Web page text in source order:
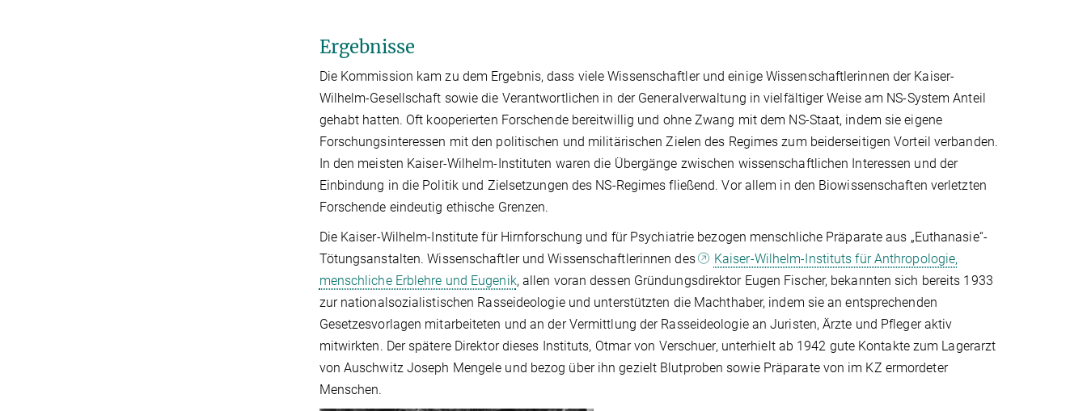
Ergebnisse
Die Kommission kam zu dem Ergebnis, dass viele Wissenschaftler und einige Wissenschaftlerinnen der Kaiser-
Wilhelm-Gesellschaft sowie die Verantwortlichen in der Generalverwaltung in vielfältiger Weise am NS-System Anteil
gehabt hatten. Oft kooperierten Forschende bereitwillig und ohne Zwang mit dem NS-Staat, indem sie eigene
Forschungsinteressen mit den politischen und militärischen Zielen des Regimes zum beiderseitigen Vorteil verbanden.
In den meisten Kaiser-Wilhelm-Instituten waren die Übergänge zwischen wissenschaftlichen Interessen und der
Einbindung in die Politik und Zielsetzungen des NS-Regimes fließend. Vor allem in den Biowissenschaften verletzten
Forschende eindeutig ethische Grenzen.
Die Kaiser-Wilhelm-Institute für Hirnforschung und für Psychiatrie bezogen menschliche Präparate aus „Euthanasie“-
Tötungsanstalten. Wissenschaftler und Wissenschaftlerinnen des
Kaiser-Wilhelm-Instituts für Anthropologie,
menschliche Erblehre und Eugenik, allen voran dessen Gründungsdirektor Eugen Fischer, bekannten sich bereits 1933
zur nationalsozialistischen Rasseideologie und unterstützten die Machthaber, indem sie an entsprechenden
Gesetzesvorlagen mitarbeiteten und an der Vermittlung der Rasseideologie an Juristen, Ärzte und Pfleger aktiv
mitwirkten. Der spätere Direktor dieses Instituts, Otmar von Verschuer, unterhielt ab 1942 gute Kontakte zum Lagerarzt
von Auschwitz Joseph Mengele und bezog über ihn gezielt Blutproben sowie Präparate von im KZ ermordeter
Menschen.